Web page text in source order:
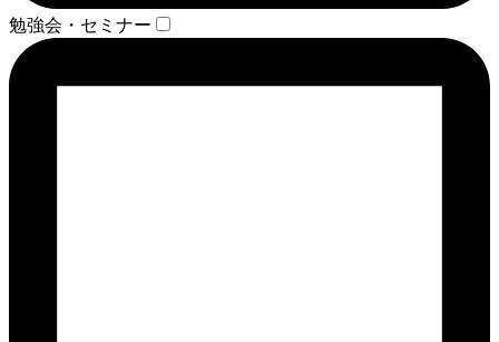
勉強会・セミナー